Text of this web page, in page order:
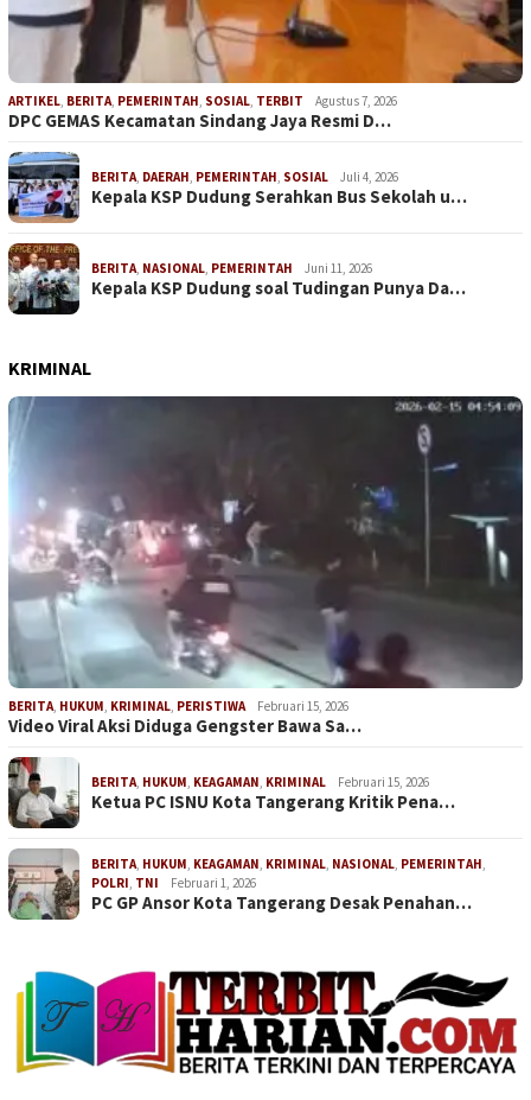
ARTIKEL, BERITA, PEMERINTAH, SOSIAL, TERBIT Agustus 7, 2026
DPC GEMAS Kecamatan Sindang Jaya Resmi D…
BERITA, DAERAH, PEMERINTAH, SOSIAL Juli 4, 2026
Kepala KSP Dudung Serahkan Bus Sekolah u…
BERITA, NASIONAL, PEMERINTAH Juni 11, 2026
Kepala KSP Dudung soal Tudingan Punya Da…
KRIMINAL
BERITA, HUKUM, KRIMINAL, PERISTIWA Februari 15, 2026
Video Viral Aksi Diduga Gengster Bawa Sa…
BERITA, HUKUM, KEAGAMAN, KRIMINAL Februari 15, 2026
Ketua PC ISNU Kota Tangerang Kritik Pena…
BERITA, HUKUM, KEAGAMAN, KRIMINAL, NASIONAL, PEMERINTAH,
POLRI, TNI Februari 1, 2026
PC GP Ansor Kota Tangerang Desak Penahan…